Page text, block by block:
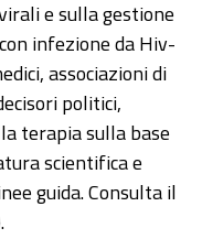
e sulla gestione
infezione da Hiv-
associazioni di
politici,
terapia sulla base
scientifica e
guida. Consulta il